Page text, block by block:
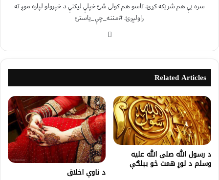
سره یې هم شریکه کړئ. تاسو هم کولی شئ خپلې لیکنې د خپرولو لپاره موږ ته
راولېږئ. #مننه_چې_یاستئ
Related Articles
د رسول الله صلی الله علیه
وسلم د لوړ همت څو بېلګې
د ناوې اخلاق